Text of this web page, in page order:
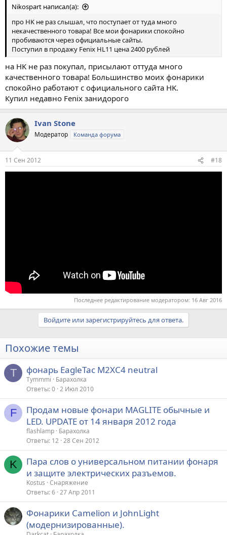
Nikospart написал(а):
про HK не раз слышал, что поступает от туда много
некачественного товара! Все мои фонарики спокойно
пробиваются через официальные сайты.
Поступил в продажу Fenix HL11 цена 2400 рублей
на HK не раз покупал, присылают оттуда много
качественного товара! Большинство моих фонарики
спокойно работают с официального сайта HK.
Купил недавно Fenix занидорого
Ivan Stone
Модератор Команда форума
11 Сен 2012 #18
Последнее редактирование модератором: 16 Авг 2016
Войдите или зарегистрируйтесь для ответа.
Похожие темы
T фонарь EagleTac M2XC4 neutral
Tymmmi
Барахолка
Ответы 0 2 Июл 2010
F
Продам новые фонари MAGLITE обычные и
LED. UPDATE от 14 января 2012 года
flashlamp Барахолка
Ответы 12 28 Сен 2012
K
Пара слов о универсальном питании фонаря
и защите электрических разъемов.
Kostus Снаряжение
Ответы 6 27 Апр 2011
Фонарики Camelion и JohnLight
(модернизированные).